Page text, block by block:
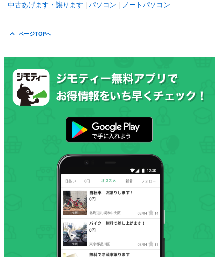
中古あげます・譲ります パソコン ノートパソコン
ページTOPへ